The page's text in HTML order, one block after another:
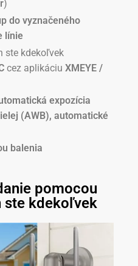
)
do vyznačeného
línie
ste kdekoľvek
cez aplikáciu XMEYE /
expozícia
(AWB), automatické
balenia
pomocou
ste kdekoľvek